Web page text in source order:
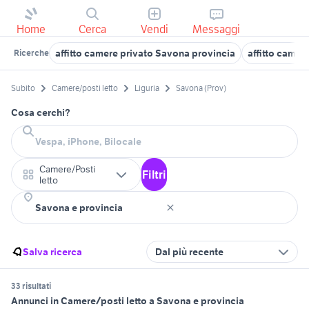
Home Cerca Vendi Messaggi
Ricerche affitto camere privato Savona provincia affitto
Subito Camere/posti letto Liguria Savona (Prov)
Cosa cerchi?
Camere/Posti
letto
Filtri
Salva ricerca Dal più recente
33 risultati
Annunci in Camere/posti letto a Savona e provincia